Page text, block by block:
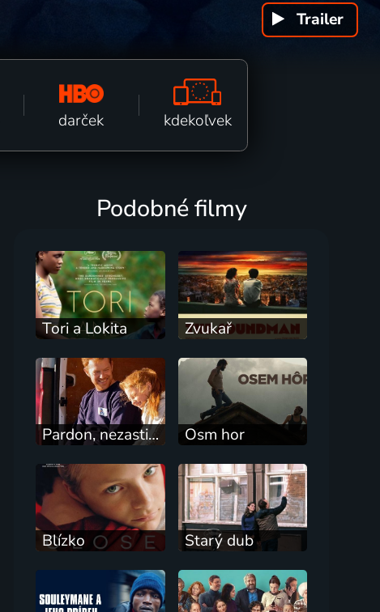
Trailer
darček kdekoľvek
Podobné filmy
Tori a Lokita Zvukař
Pardon, nezastihli jsme vás Osm hor
Blízko Starý dub